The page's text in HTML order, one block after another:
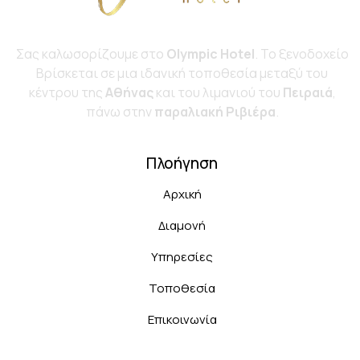
Σας καλωσορίζουμε στο Olympic Hotel. Το ξενοδοχείο
Bρίσκεται σε μια ιδανική τοποθεσία μεταξύ του
κέντρου τηςΑθήνας και του λιμανιού του Πειραιά,
πάνω στην παραλιακή Ριβιέρα.
Πλοήγηση
Αρχική
Διαμονή
Υπηρεσίες
Τοποθεσία
Επικοινωνία